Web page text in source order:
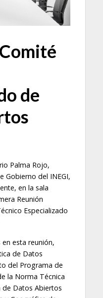
de
Palma Rojo,
Gobierno del INEGI,
en la sala
Reunión
Especializado
esta reunión,
de Datos
del Programa de
la Norma Técnica
de Datos Abiertos